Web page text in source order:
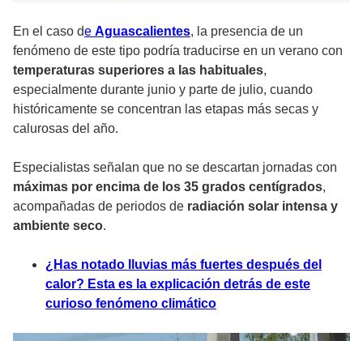
En el caso de Aguascalientes, la presencia de un
fenómeno de este tipo podría traducirse en un verano con
temperaturas superiores a las habituales,
especialmente durante junio y parte de julio, cuando
históricamente se concentran las etapas más secas y
calurosas del año.
Especialistas señalan que no se descartan jornadas con
máximas por encima de los 35 grados centígrados,
acompañadas de periodos de radiación solar intensa y
ambiente seco.
¿Has notado lluvias más fuertes después del
calor? Esta es la explicación detrás de este
curioso fenómeno climático